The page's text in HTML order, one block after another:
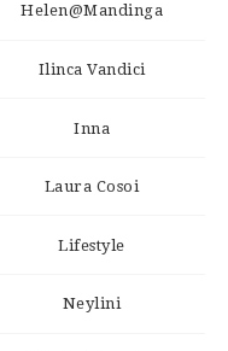
Helen@Mandinga
Ilinca Vandici
Inna
Laura Cosoi
Lifestyle
Neylini